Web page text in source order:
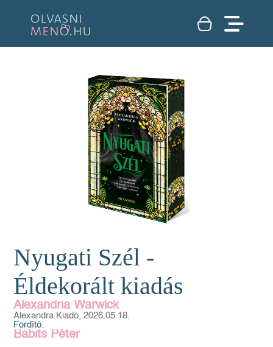
Nyugati Szél -
Éldekorált kiadás
Alexandria Warwick
Alexandra Kiadó, 2026.05.18.
Fordító:
Babits Péter